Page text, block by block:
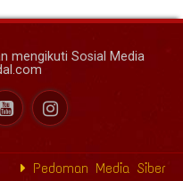
mengikuti Sosial Media
Pedoman Media Siber